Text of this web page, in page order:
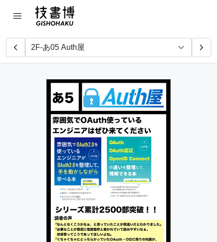
全日本キャリア教育改善推進協会＆教育心理学を学ぶ会親